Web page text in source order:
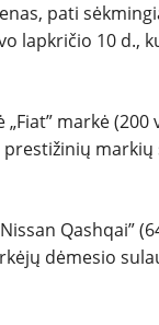
pati
lapkričio 10 d.,
markė (200
prestižinių
Qashqai”
dėmesio